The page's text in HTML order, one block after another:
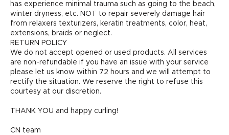
has experience minimal trauma such as going to the beach,
winter dryness, etc. NOT to repair severely damage hair
from relaxers texturizers, keratin treatments, color, heat,
extensions, braids or neglect.
RETURN POLICY
We do not accept opened or used products. All services
are non-refundable if you have an issue with your service
please let us know within 72 hours and we will attempt to
rectify the situation. We reserve the right to refuse this
courtesy at our discretion.
THANK YOU and happy curling!
CN team